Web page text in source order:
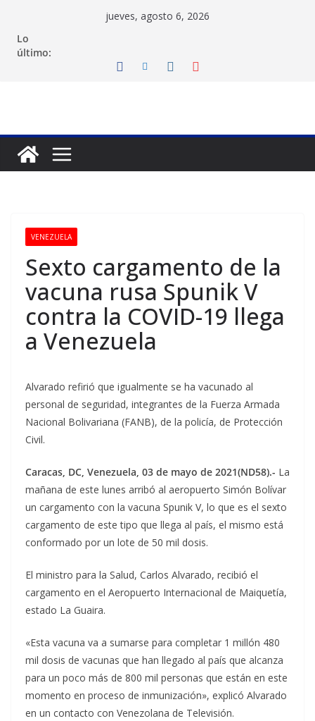
contenido
jueves, agosto 6, 2026
Lo
último:
VENEZUELA
Sexto cargamento de la
vacuna rusa Spunik V
contra la COVID-19 llega
a Venezuela
Alvarado refirió que igualmente se ha vacunado al
personal de seguridad, integrantes de la Fuerza Armada
Nacional Bolivariana (FANB), de la policía, de Protección
Civil.
Caracas, DC, Venezuela, 03 de mayo de 2021(ND58).- La
mañana de este lunes arribó al aeropuerto Simón Bolívar
un cargamento con la vacuna Spunik V, lo que es el sexto
cargamento de este tipo que llega al país, el mismo está
conformado por un lote de 50 mil dosis.
El ministro para la Salud, Carlos Alvarado, recibió el
cargamento en el Aeropuerto Internacional de Maiquetía,
estado La Guaira.
«Esta vacuna va a sumarse para completar 1 millón 480
mil dosis de vacunas que han llegado al país que alcanza
para un poco más de 800 mil personas que están en este
momento en proceso de inmunización», explicó Alvarado
en un contacto con Venezolana de Televisión.